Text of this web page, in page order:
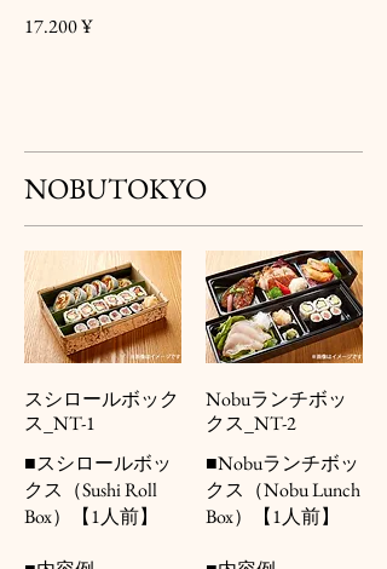
17.200 ¥
NOBUTOKYO
スシロールボック
ス_NT-1
■スシロールボッ
クス（Sushi Roll
Box）【1人前】
Nobuランチボッ
クス_NT-2
■Nobuランチボッ
クス（Nobu Lunch
Box）【1人前】